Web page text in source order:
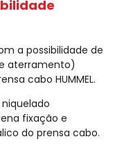
a possibilidade de
aterramento)
cabo HUMMEL.
fixação e
do prensa cabo.